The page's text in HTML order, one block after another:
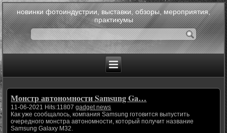
новинки фотоиндустрии, выставки, обзоры, мероприятия,
практикумы
Монстр автономности Samsung Ga…
11-06-2021 Hits:11807gadget news
Как уже сообщалось, компания Samsung готовится выпустить
очередного монстра автономности, который получит название
Samsung Galaxy M32.